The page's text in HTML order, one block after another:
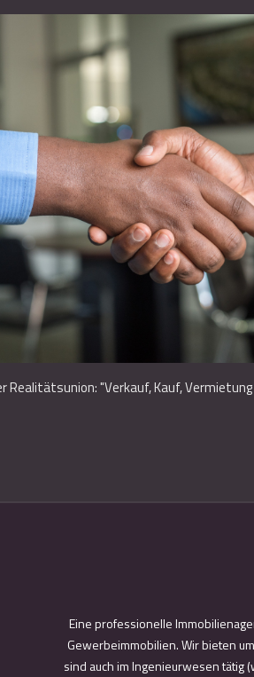
Realitätsunion: "Verkauf, Kauf,
Eine professionelle
Gewerbeimmobilien. Wir bieten
sind auch im Ingenieurwesen tätig